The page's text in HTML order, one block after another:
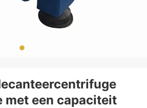
met een capaciteit